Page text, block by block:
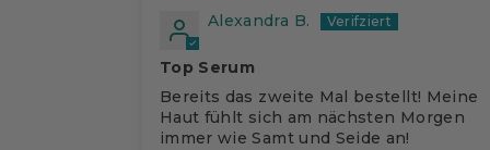
Alexandra B.
Top Serum
Bereits das zweite Mal bestellt! Meine
Haut fühlt sich am nächsten Morgen
immer wie Samt und Seide an!